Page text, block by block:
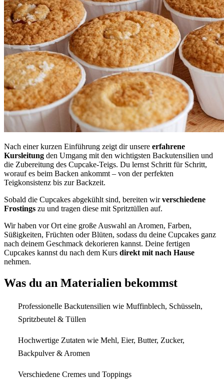
Nach einer kurzen Einführung zeigt dir unsere erfahrene
Kursleitung den Umgang mit den wichtigsten Backutensilien und
die Zubereitung des Cupcake-Teigs. Du lernst Schritt für Schritt,
worauf es beim Backen ankommt – von der perfekten
Teigkonsistenz bis zur Backzeit.
Sobald die Cupcakes abgekühlt sind, bereiten wirverschiedene
Frostings zu und tragen diese mit Spritztüllen auf.
Wir haben vor Ort eine große Auswahl an Aromen, Farben,
Süßigkeiten, Früchten oder Blüten, sodass du deine Cupcakes ganz
nach deinem Geschmack dekorieren kannst. Deine fertigen
Cupcakes kannst du nach dem Kurs direkt mit nach Hause
nehmen.
Was du an Materialien bekommst
Professionelle Backutensilien wie Muffinblech, Schüsseln,
Spritzbeutel & Tüllen
Hochwertige Zutaten wie Mehl, Eier, Butter, Zucker,
Backpulver & Aromen
Verschiedene Cremes und Toppings